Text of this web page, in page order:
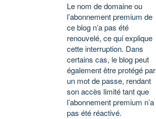
Le nom de domaine ou
l’abonnement premium de
ce blog n’a pas été
renouvelé, ce qui explique
cette interruption. Dans
certains cas, le blog peut
également être protégé par
un mot de passe, rendant
son accès limité tant que
l’abonnement premium n’a
pas été réactivé.